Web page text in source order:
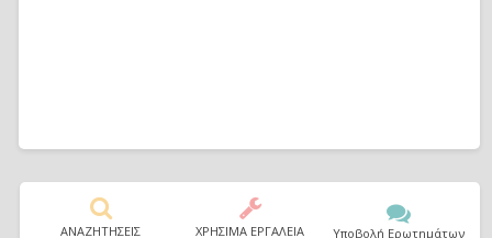
ΑΝΑΖΗΤΗΣΕΙΣ ΧΡΗΣΙΜΑ ΕΡΓΑΛΕΙΑ Υποβολή Ερωτημάτων